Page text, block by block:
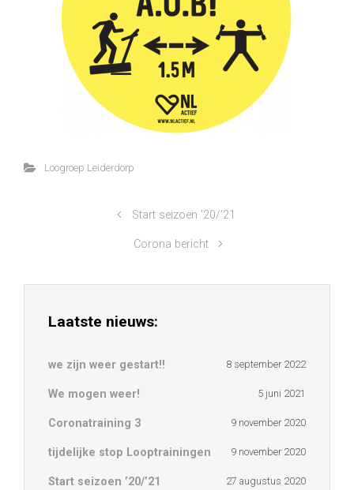
Loogroep Leiderdorp
Start seizoen ’20/’21
Corona bericht
Laatste nieuws:
we zijn weer gestart!! 8 september 2022
We mogen weer! 5 juni 2021
Coronatraining 3 9 november 2020
tijdelijke stop Looptrainingen 9 november 2020
Start seizoen ’20/’21 27 augustus 2020